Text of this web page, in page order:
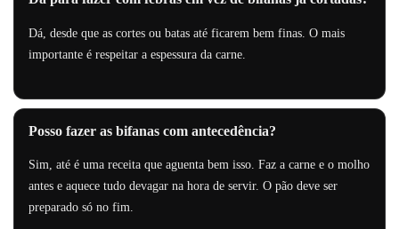
Dá, desde que as cortes ou batas até ficarem bem finas. O mais
importante é respeitar a espessura da carne.
Posso fazer as bifanas com antecedência?
Sim, até é uma receita que aguenta bem isso. Faz a carne e o molho
antes e aquece tudo devagar na hora de servir. O pão deve ser
preparado só no fim.